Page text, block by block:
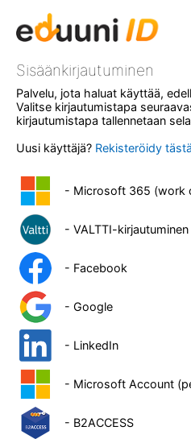
Sisäänkirjautuminen
Palvelu, jota haluat käyttää,
Valitse kirjautumistapa
kirjautumistapa tallennetaan
Uusi käyttäjä? Rekisteröidy tästä
- Microsoft 365 (work
- VALTTI-kirjautuminen
- Facebook
- Google
- LinkedIn
- Microsoft Account
- B2ACCESS